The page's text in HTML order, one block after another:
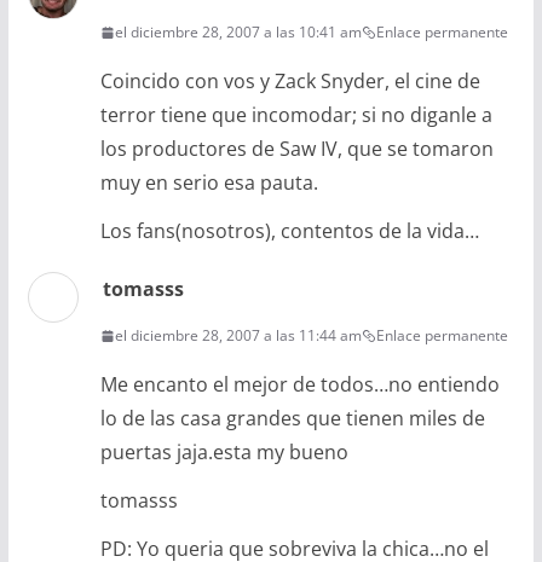
el diciembre 28, 2007 a las 10:41 am Enlace permanente
Coincido con vos y Zack Snyder, el cine de
terror tiene que incomodar; si no diganle a
los productores de Saw IV, que se tomaron
muy en serio esa pauta.
Los fans(nosotros), contentos de la vida…
tomasss
el diciembre 28, 2007 a las 11:44 am Enlace permanente
Me encanto el mejor de todos…no entiendo
lo de las casa grandes que tienen miles de
puertas jaja.esta my bueno
tomasss
PD: Yo queria que sobreviva la chica…no el